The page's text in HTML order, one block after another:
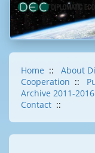
Home :: About
Cooperation ::
Archive 2011-2016
Contact ::